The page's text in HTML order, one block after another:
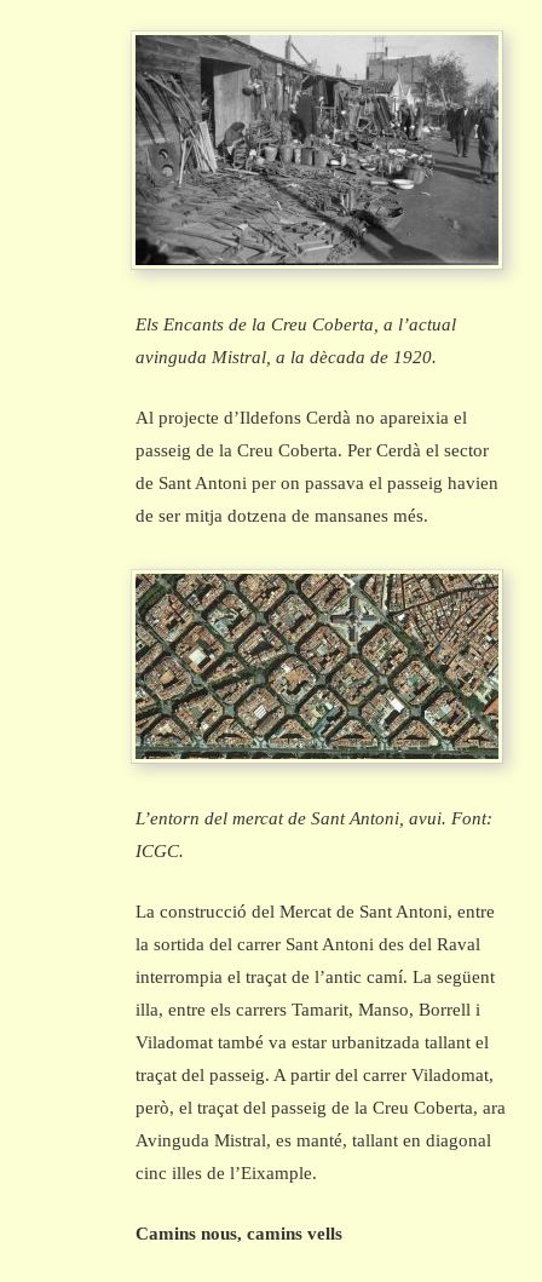
Els Encants de la Creu Coberta, a l’actual
avinguda Mistral, a la dècada de 1920.
Al projecte d’Ildefons Cerdà no apareixia el
passeig de la Creu Coberta. Per Cerdà el sector
de Sant Antoni per on passava el passeig havien
de ser mitja dotzena de mansanes més.
L’entorn del mercat de Sant Antoni, avui. Font:
ICGC.
La construcció del Mercat de Sant Antoni, entre
la sortida del carrer Sant Antoni des del Raval
interrompia el traçat de l’antic camí. La següent
illa, entre els carrers Tamarit, Manso, Borrell i
Viladomat també va estar urbanitzada tallant el
traçat del passeig. A partir del carrer Viladomat,
però, el traçat del passeig de la Creu Coberta, ara
Avinguda Mistral, es manté, tallant en diagonal
cinc illes de l’Eixample.
Camins nous, camins vells